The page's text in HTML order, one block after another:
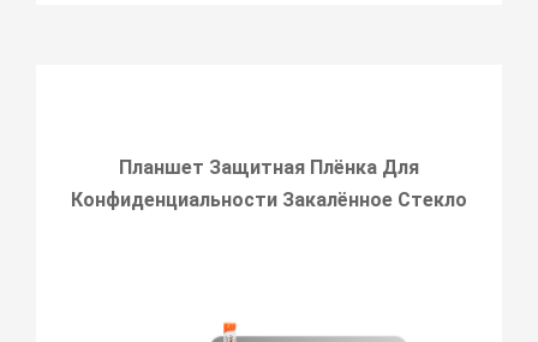
Планшет Защитная Плёнка Для
Конфиденциальности Закалённое Стекло